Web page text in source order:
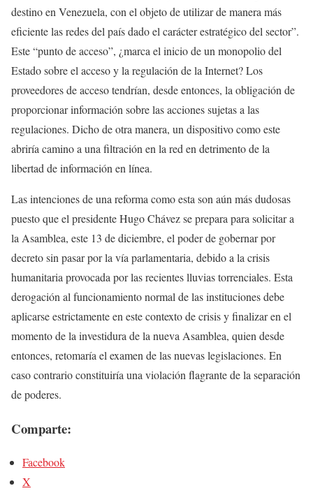
destino en Venezuela, con el objeto de utilizar de manera más
eficiente las redes del país dado el carácter estratégico del sector”.
Este “punto de acceso”, ¿marca el inicio de un monopolio del
Estado sobre el acceso y la regulación de la Internet? Los
proveedores de acceso tendrían, desde entonces, la obligación de
proporcionar información sobre las acciones sujetas a las
regulaciones. Dicho de otra manera, un dispositivo como este
abriría camino a una filtración en la red en detrimento de la
libertad de información en línea.
Las intenciones de una reforma como esta son aún más dudosas
puesto que el presidente Hugo Chávez se prepara para solicitar a
la Asamblea, este 13 de diciembre, el poder de gobernar por
decreto sin pasar por la vía parlamentaria, debido a la crisis
humanitaria provocada por las recientes lluvias torrenciales. Esta
derogación al funcionamiento normal de las instituciones debe
aplicarse estrictamente en este contexto de crisis y finalizar en el
momento de la investidura de la nueva Asamblea, quien desde
entonces, retomaría el examen de las nuevas legislaciones. En
caso contrario constituiría una violación flagrante de la separación
de poderes.
Comparte:
Facebook
X